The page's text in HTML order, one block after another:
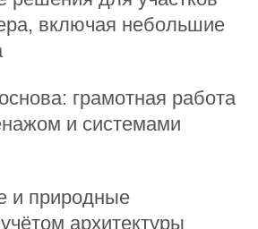
сада
закладываем всё, от
уход:
подбор растений,